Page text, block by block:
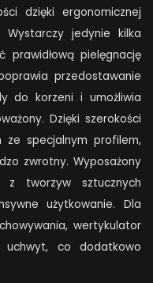
dzięki ergonomicznej
jedynie kilka
prawidłową pielęgnację
przedostawanie
do korzeni i umożliwia
Dzięki szerokości
ze specjalnym profilem,
zwrotny. Wyposażony
z tworzyw sztucznych
użytkowanie. Dla
wertykulator
uchwyt, co dodatkowo